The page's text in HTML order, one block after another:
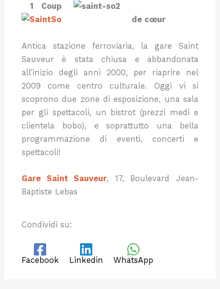
1 Coup
de cœur
Antica stazione ferroviaria, la gare Saint
Sauveur è stata chiusa e abbandonata
all’inizio degli anni 2000, per riaprire nel
2009 come centro culturale. Oggi vi si
scoprono due zone di esposizione, una sala
per gli spettacoli, un bistrot (prezzi medi e
clientela bobo), e soprattutto una bella
programmazione di eventi, concerti e
spettacoli!
Gare Saint Sauveur, 17, Boulevard Jean-
Baptiste Lebas
Condividi su:
Facebook Linkedin WhatsApp